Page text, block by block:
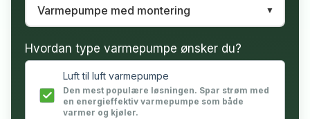
Hvordan type varmepumpe ønsker du?
Luft til luft varmepumpe
Den mest populære løsningen. Spar strøm med
en energieffektiv varmepumpe som både
varmer og kjøler.